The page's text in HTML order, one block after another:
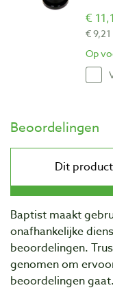
€
€
Op
Beoordelingen
Baptist maakt
onafhankelijke
beoordelingen.
genomen om
beoordelingen gaat.